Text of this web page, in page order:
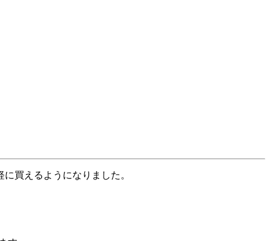
買えるようになりました。